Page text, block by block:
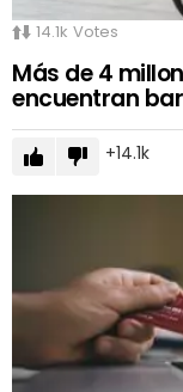
14.1k Votes
Más de 4
encuentran
14.1k